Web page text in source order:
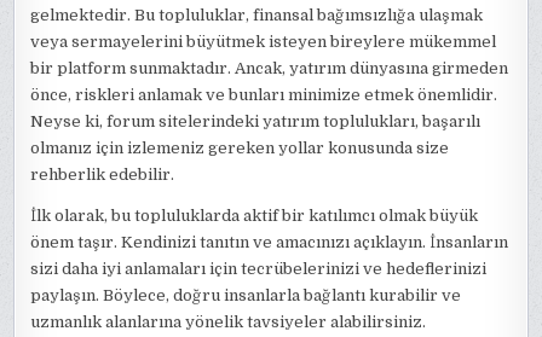
gelmektedir. Bu topluluklar, finansal bağımsızlığa ulaşmak
veya sermayelerini büyütmek isteyen bireylere mükemmel
bir platform sunmaktadır. Ancak, yatırım dünyasına girmeden
önce, riskleri anlamak ve bunları minimize etmek önemlidir.
Neyse ki, forum sitelerindeki yatırım toplulukları, başarılı
olmanız için izlemeniz gereken yollar konusunda size
rehberlik edebilir.
İlk olarak, bu topluluklarda aktif bir katılımcı olmak büyük
önem taşır. Kendinizi tanıtın ve amacınızı açıklayın. İnsanların
sizi daha iyi anlamaları için tecrübelerinizi ve hedeflerinizi
paylaşın. Böylece, doğru insanlarla bağlantı kurabilir ve
uzmanlık alanlarına yönelik tavsiyeler alabilirsiniz.